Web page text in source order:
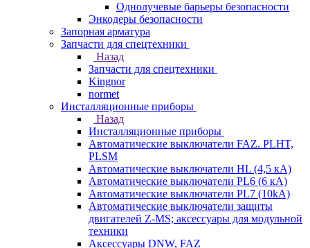
Однолучевые барьеры безопасности
Энкодеры безопасности
Запорная арматура
Запчасти для спецтехники
Назад
Запчасти для спецтехники
Kingnor
normet
Инсталляционные приборы
Назад
Инсталляционные приборы
Автоматические выключатели FAZ. PLHT,
PLSM
Автоматические выключатели HL (4,5 кА)
Автоматические выключатели PL6 (6 кА)
Автоматические выключатели PL7 (10kA)
Автоматические выключатели защиты
двигателей Z-MS; аксессуары для модульной
техники
Аксессуары DNW, FAZ